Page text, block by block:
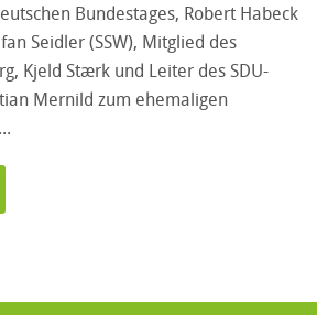
Bundestages, Robert Habeck
Seidler (SSW), Mitglied des
Kjeld Stærk und Leiter des SDU-
Mernild zum ehemaligen